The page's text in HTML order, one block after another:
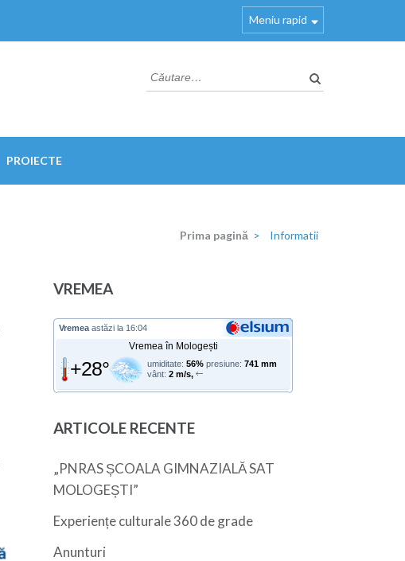
Meniu rapid
Caută
după:
PROIECTE
Prima pagină > Informatii
VREMEA
Vremea astăzi la 16:04
Vremea în Mologești
+28° umiditate:56% presiune:741 mm
vânt:2 m/s,
ARTICOLE RECENTE
„PNRAS ȘCOALA GIMNAZIALĂ SAT
MOLOGEȘTI”
Experiențe culturale 360 de grade
Anunturi